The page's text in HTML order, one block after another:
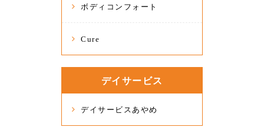
ボディコンフォート
Cure
デイサービス
デイサービスあやめ